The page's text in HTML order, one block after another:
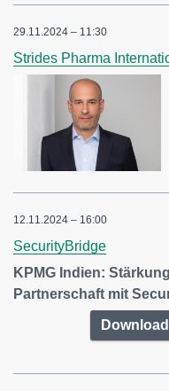
29.11.2024 – 11:30
Strides Pharma
12.11.2024 – 16:00
SecurityBridge
KPMG Indien:
Partnerschaft mit